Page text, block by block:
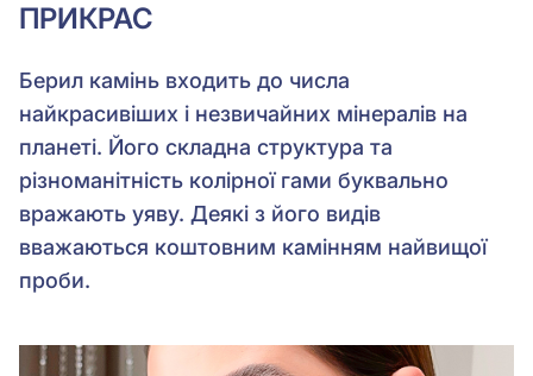
ПРИКРАС
Берил камінь входить до числа
найкрасивіших і незвичайних мінералів на
планеті. Його складна структура та
різноманітність колірної гами буквально
вражають уяву. Деякі з його видів
вважаються коштовним камінням найвищої
проби.